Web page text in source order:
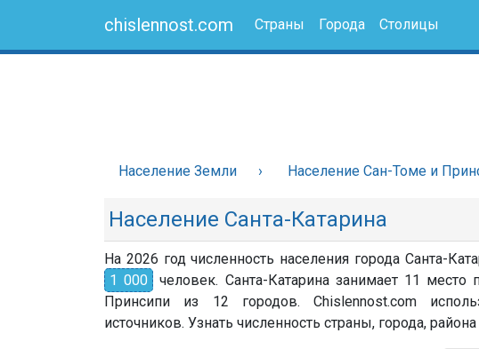
chislennost.com Страны Города Столицы
Население Земли Население Сан-Томе и
Население Санта-Катарина
На 2026 год численность населения города Санта-
1 000
человек. Санта-Катарина занимает 11
Принсипи из 12 городов. Chislennost.com
источников. Узнать численность страны, города,